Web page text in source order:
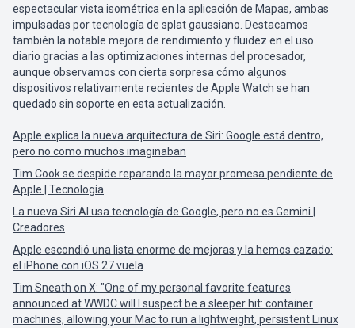
espectacular vista isométrica en la aplicación de Mapas, ambas
impulsadas por tecnología de splat gaussiano. Destacamos
también la notable mejora de rendimiento y fluidez en el uso
diario gracias a las optimizaciones internas del procesador,
aunque observamos con cierta sorpresa cómo algunos
dispositivos relativamente recientes de Apple Watch se han
quedado sin soporte en esta actualización.
Apple explica la nueva arquitectura de Siri: Google está dentro,
pero no como muchos imaginaban
Tim Cook se despide reparando la mayor promesa pendiente de
Apple | Tecnología
La nueva Siri AI usa tecnología de Google, pero no es Gemini |
Creadores
Apple escondió una lista enorme de mejoras y la hemos cazado:
el iPhone con iOS 27 vuela
Tim Sneath on X: "One of my personal favorite features
announced at WWDC will I suspect be a sleeper hit: container
machines, allowing your Mac to run a lightweight, persistent Linux